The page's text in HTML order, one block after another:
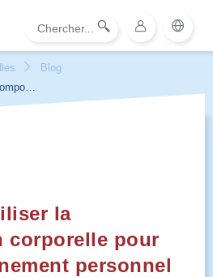
Blog
la
corporelle pour
personnel